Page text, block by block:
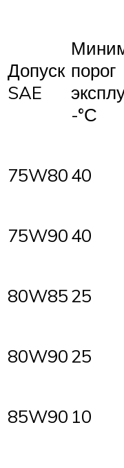
Допуск
SAE
порог
-°С
75W8040
75W9040
80W8525
80W9025
85W90 10